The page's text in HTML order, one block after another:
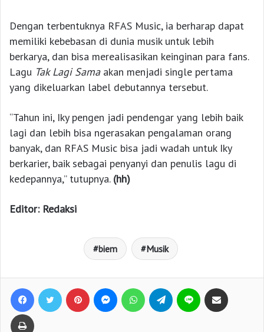
Dengan terbentuknya RFAS Music, ia berharap dapat
memiliki kebebasan di dunia musik untuk lebih
berkarya, dan bisa merealisasikan keinginan para fans.
Lagu Tak Lagi Sama akan menjadi single pertama
yang dikeluarkan label debutannya tersebut.
“Tahun ini, Iky pengen jadi pendengar yang lebih baik
lagi dan lebih bisa ngerasakan pengalaman orang
banyak, dan RFAS Music bisa jadi wadah untuk Iky
berkarier, baik sebagai penyanyi dan penulis lagu di
kedepannya,” tutupnya. (hh)
Editor: Redaksi
biem Musik